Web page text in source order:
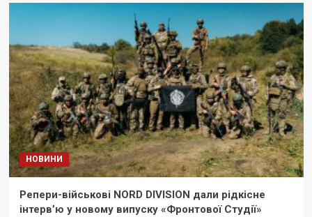
НОВИНИ
Репери-військові NORD DIVISION дали рідкісне
інтерв’ю у новому випуску «Фронтової Студії»